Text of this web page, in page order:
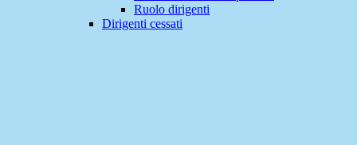
Ruolo dirigenti
Dirigenti cessati